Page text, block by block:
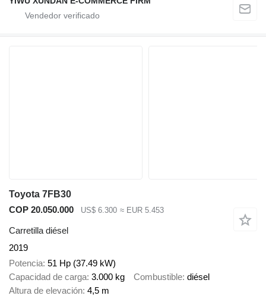
Toyota 7FB30
COP 20.050.000
US$ 6.300 ≈ EUR 5.453
Carretilla diésel
2019
Potencia 51 Hp (37.49 kW)
Capacidad de carga 3.000 kg Combustible diésel
Altura de elevación 4,5 m